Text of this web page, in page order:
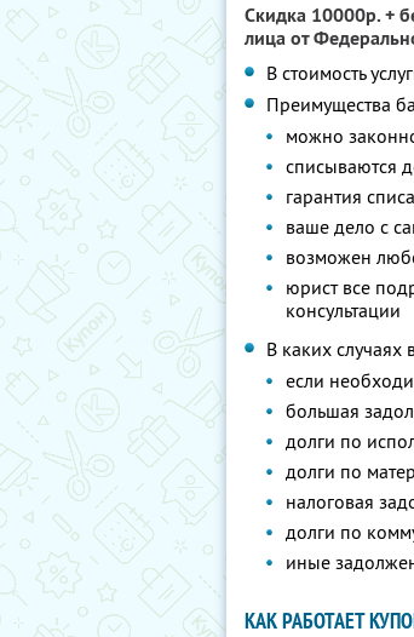
Скидка 10000р. +
лица от
В стоимость
Преимущества
можно
списываются
гарантия
ваше дело с
возможен
юрист все
консультации
В каких
если
большая
долги по
долги по
налоговая
долги по
иные
КАК РАБОТАЕТ